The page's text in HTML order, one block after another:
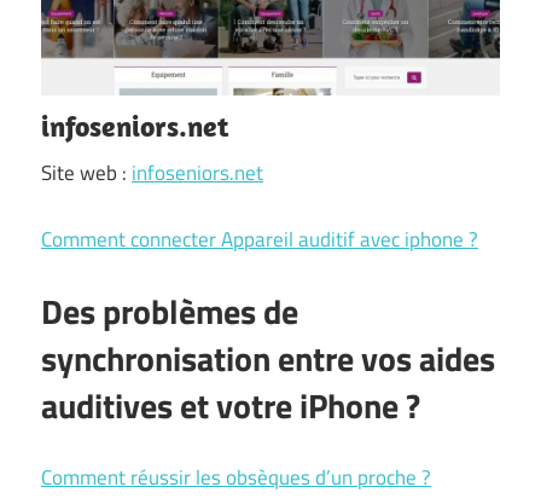
infoseniors.net
Site web : infoseniors.net
Comment connecter Appareil auditif avec iphone ?
Des problèmes de
synchronisation entre vos aides
auditives et votre iPhone ?
Comment réussir les obsèques d’un proche ?